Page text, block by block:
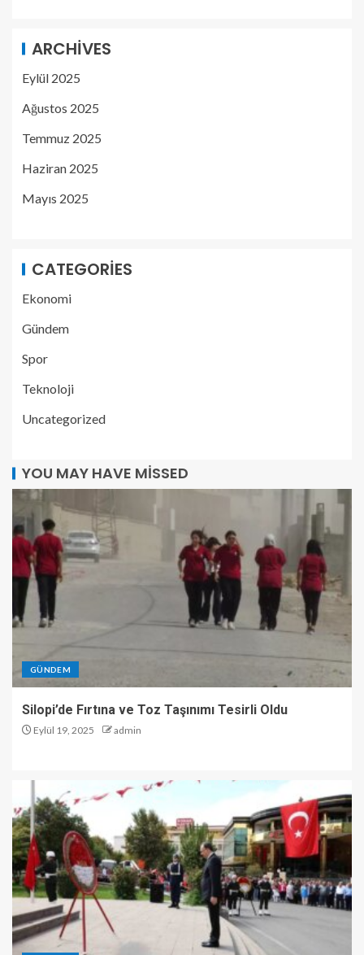
ARCHIVES
Eylül 2025
Ağustos 2025
Temmuz 2025
Haziran 2025
Mayıs 2025
CATEGORIES
Ekonomi
Gündem
Spor
Teknoloji
Uncategorized
YOU MAY HAVE MISSED
GÜNDEM
Silopi’de Fırtına ve Toz Taşınımı Tesirli Oldu
Eylül 19, 2025 admin